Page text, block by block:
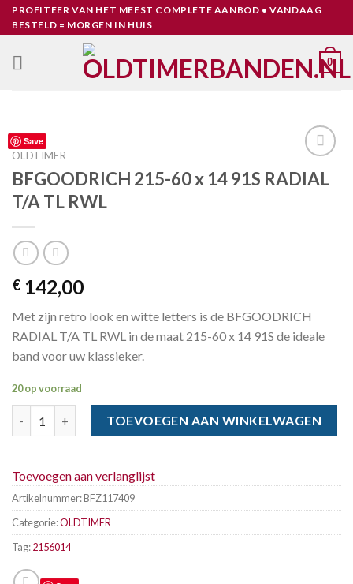
SkipPROFITEER VAN HET MEEST COMPLETE AANBOD • VANDAAG
BESTELD = MORGEN IN HUIS
0
Save
Toevoegen
aan
OLDTIMER
BFGOODRICH 215-60 x 14 91S RADIAL
T/A TL RWL
€ 142,00
Met zijn retro look en witte letters is de BFGOODRICH
RADIAL T/A TL RWL in de maat 215-60 x 14 91S de ideale
band voor uw klassieker.
20 op voorraad
TOEVOEGEN AAN WINKELWAGEN
Toevoegen aan verlanglijst
Artikelnummer:BFZ117409
Categorie:OLDTIMER
Tag:2156014